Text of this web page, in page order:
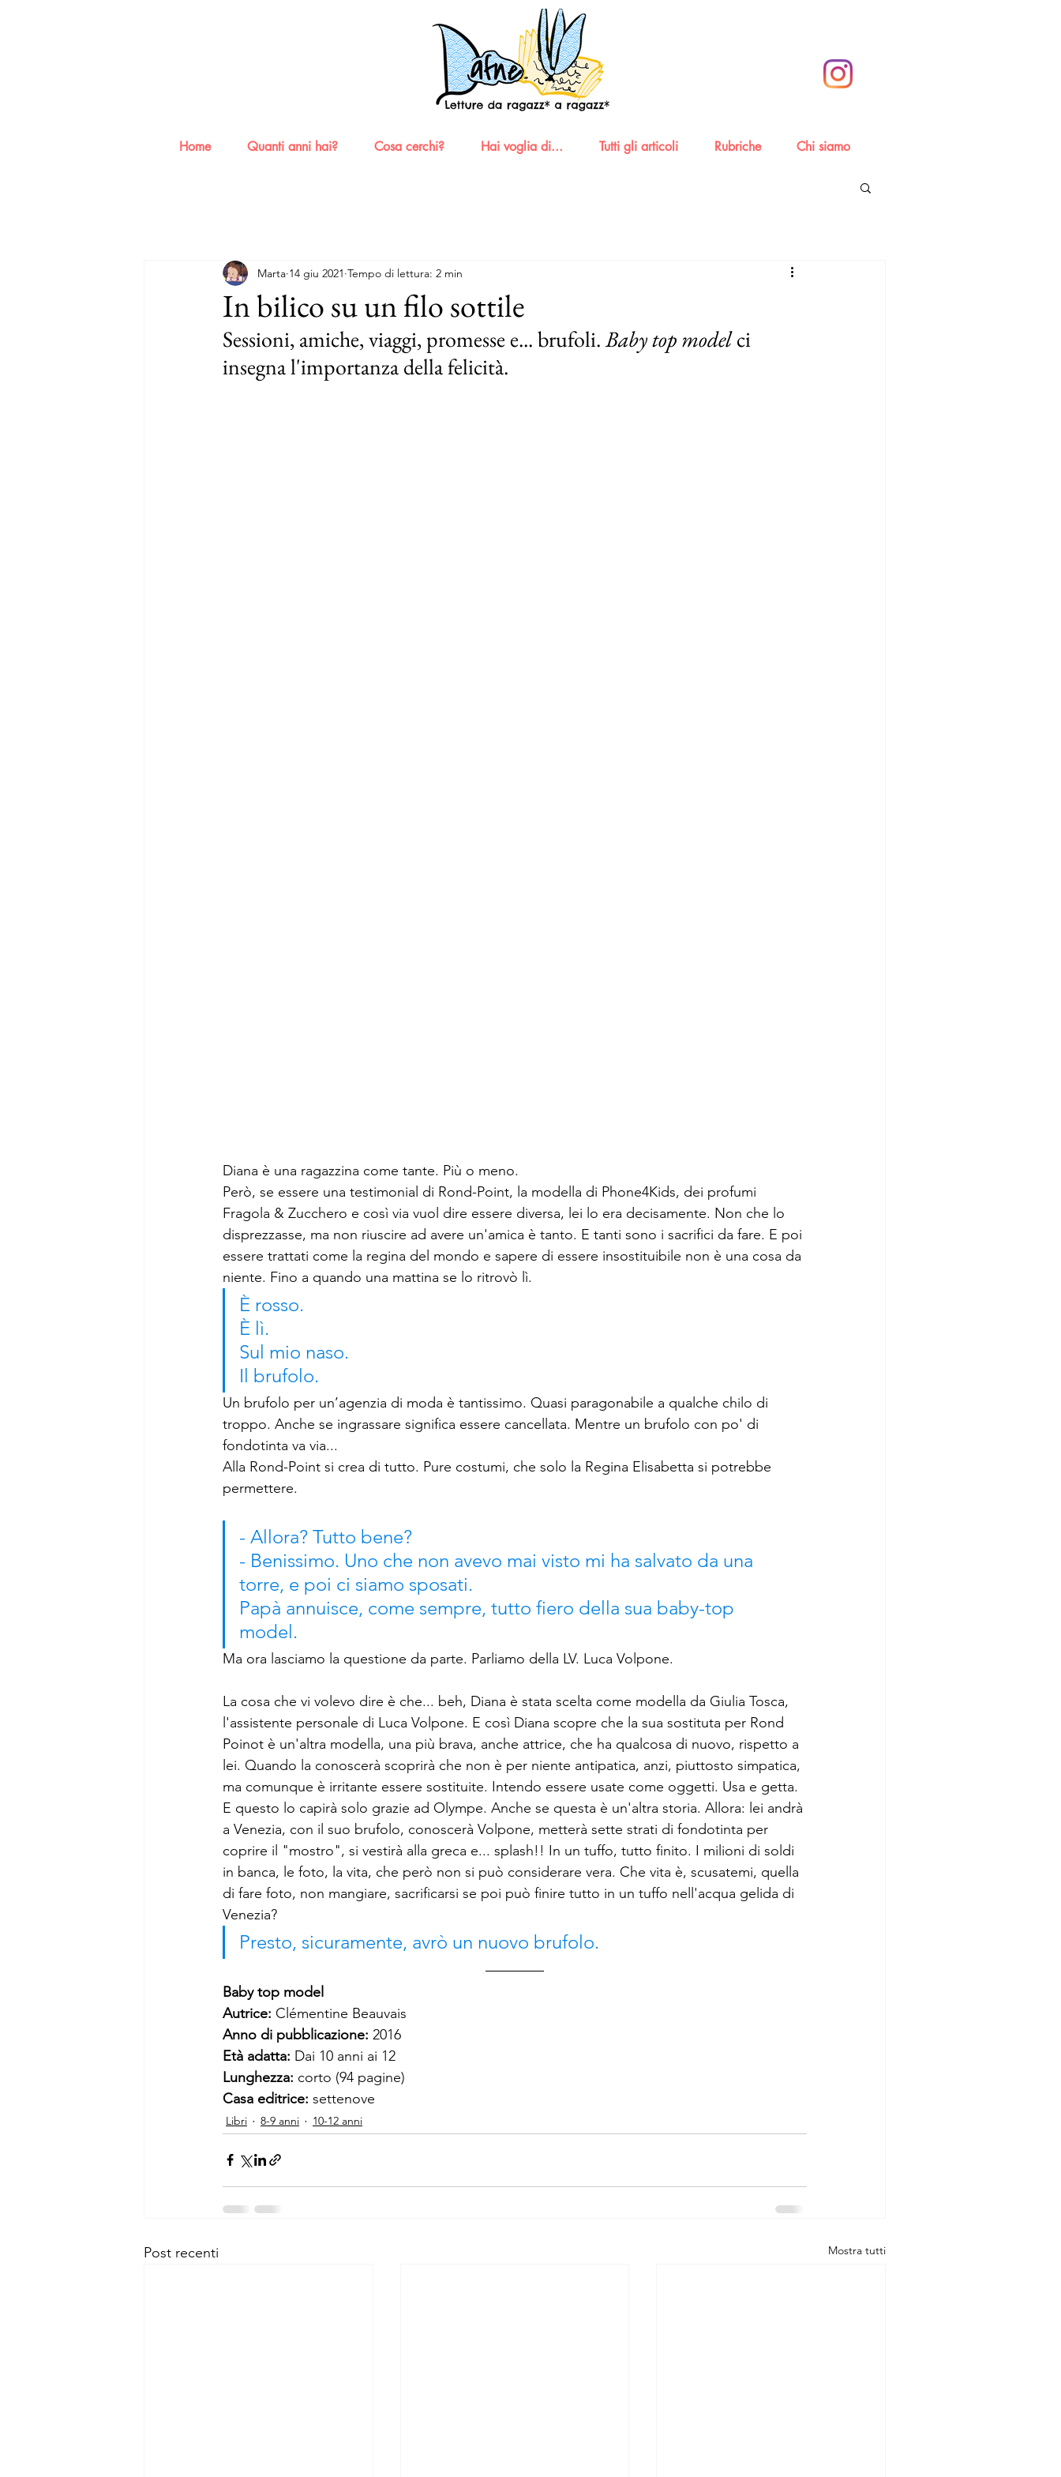
Home Quanti anni hai? Cosa cerchi? Hai voglia di... Tutti gli articoli Rubriche Chi siamo
In bilico su un filo sottile
Marta 14 giu 2021 Tempo di lettura: 2 min
Sessioni, amiche, viaggi, promesse e... brufoli. Baby top model ci
insegna l'importanza della felicità.
Diana è una ragazzina come tante. Più o meno.
Però, se essere una testimonial di Rond-Point, la modella di Phone4Kids, dei profumi
Fragola & Zucchero e così via vuol dire essere diversa, lei lo era decisamente. Non che lo
disprezzasse, ma non riuscire ad avere un'amica è tanto. E tanti sono i sacrifici da fare. E poi
essere trattati come la regina del mondo e sapere di essere insostituibile non è una cosa da
niente. Fino a quando una mattina se lo ritrovò lì.
È rosso.
È lì.
Sul mio naso.
Il brufolo.
Un brufolo per un’agenzia di moda è tantissimo. Quasi paragonabile a qualche chilo di
troppo. Anche se ingrassare significa essere cancellata. Mentre un brufolo con po' di
fondotinta va via...
Alla Rond-Point si crea di tutto. Pure costumi, che solo la Regina Elisabetta si potrebbe
permettere.
- Allora? Tutto bene?
- Benissimo. Uno che non avevo mai visto mi ha salvato da una
torre, e poi ci siamo sposati.
Papà annuisce, come sempre, tutto fiero della sua baby-top
model.
Ma ora lasciamo la questione da parte. Parliamo della LV. Luca Volpone.
La cosa che vi volevo dire è che... beh, Diana è stata scelta come modella da Giulia Tosca,
l'assistente personale di Luca Volpone. E così Diana scopre che la sua sostituta per Rond
Poinot è un'altra modella, una più brava, anche attrice, che ha qualcosa di nuovo, rispetto a
lei. Quando la conoscerà scoprirà che non è per niente antipatica, anzi, piuttosto simpatica,
ma comunque è irritante essere sostituite. Intendo essere usate come oggetti. Usa e getta.
E questo lo capirà solo grazie ad Olympe. Anche se questa è un'altra storia. Allora: lei andrà
a Venezia, con il suo brufolo, conoscerà Volpone, metterà sette strati di fondotinta per
coprire il "mostro", si vestirà alla greca e... splash!! In un tuffo, tutto finito. I milioni di soldi
in banca, le foto, la vita, che però non si può considerare vera. Che vita è, scusatemi, quella
di fare foto, non mangiare, sacrificarsi se poi può finire tutto in un tuffo nell'acqua gelida di
Venezia?
Presto, sicuramente, avrò un nuovo brufolo.
Baby top model
Autrice: Clémentine Beauvais
Anno di pubblicazione: 2016
Età adatta: Dai 10 anni ai 12
Lunghezza: corto (94 pagine)
Casa editrice: settenove
Libri 8-9 anni 10-12 anni
Post recenti Mostra tutti